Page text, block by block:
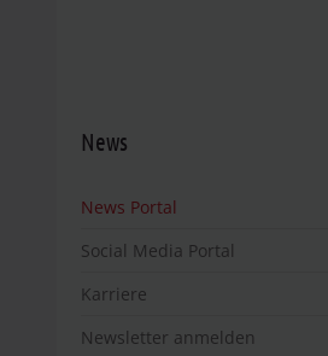
News
News Portal
Social Media Portal
Karriere
Newsletter anmelden